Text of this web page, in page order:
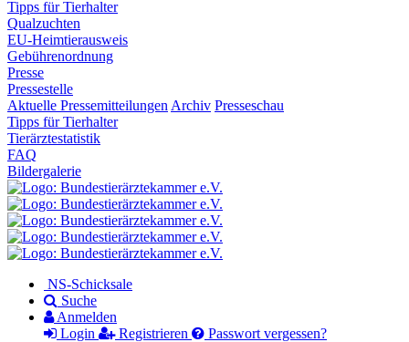
Tipps für Tierhalter
Qualzuchten
EU-Heimtierausweis
Gebührenordnung
Presse
Pressestelle
Aktuelle Pressemitteilungen Archiv Presseschau
Tipps für Tierhalter
Tierärztestatistik
FAQ
Bildergalerie
NS-Schicksale
Suche
Anmelden
Login
Registrieren Passwort vergessen?